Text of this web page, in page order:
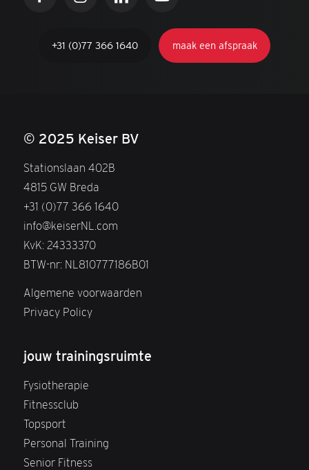
+31 (0)77 366 1640 maak een afspraak
© 2025 Keiser BV
Stationslaan 402B
4815 GW Breda
+31 (0)77 366 1640
info@keiserNL.com
KvK: 24333370
BTW-nr: NL810777186B01
Algemene voorwaarden
Privacy Policy
jouw trainingsruimte
Fysiotherapie
Fitnessclub
Topsport
Personal Training
Senior Fitness